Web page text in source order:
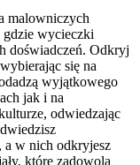
malowniczych
wycieczki
doświadczeń. Odkryj
się na
wyjątkowego
jak i na
odwiedzając
a w nich odkryjesz
które zadowolą